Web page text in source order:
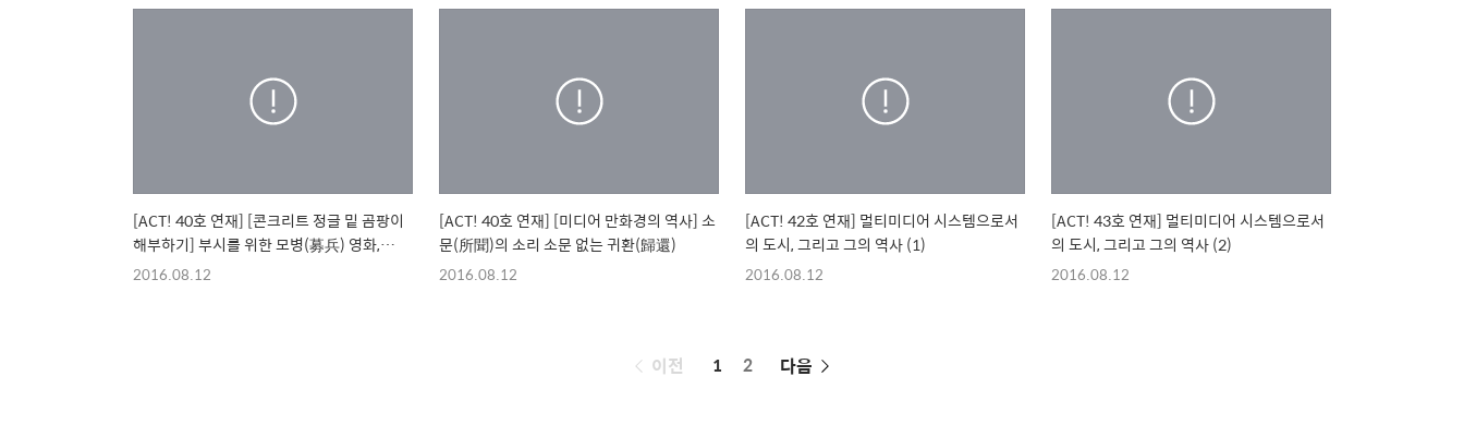
[ACT! 40호 연재] [콘크리트 정글 밑 곰팡이
해부하기] 부시를 위한 모병(募兵) 영화,
<300>
2016.08.12
[ACT! 40호 연재] [미디어 만화경의 역사] 소
문(所聞)의 소리 소문 없는 귀환(歸還)
2016.08.12
[ACT! 42호 연재] 멀티미디어 시스템으로서
의 도시, 그리고 그의 역사 (1)
2016.08.12
[ACT! 43호 연재] 멀티미디어 시스템으로서
의 도시, 그리고 그의 역사 (2)
2016.08.12
페
이전 1 2 다음